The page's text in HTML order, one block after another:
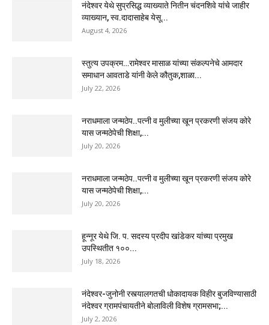
नंदेश्वर येथे सुप्रसिद्ध व्याख्याते नितीन चंदनशिवे यांचे जाहीर
व्याख्यान, स्व.दादासाहेब येसू...
August 4, 2026
स्तुत्य उपक्रम…रामेश्वर मासाळ यांच्या संकल्पनेचे आमदार
समाधान आवताडे यांनी केले कौतुक,शाळा...
July 22, 2026
नराधमाला जन्मठेप..पत्नी व मुलीच्या खून प्रकरणी संजय कोरे
यास जन्मठेपेची शिक्षा,...
July 20, 2026
नराधमाला जन्मठेप..पत्नी व मुलीच्या खून प्रकरणी संजय कोरे
यास जन्मठेपेची शिक्षा,...
July 20, 2026
हून्नूर येथे जि. प. सदस्य प्रदीप खांडेकर यांच्या प्रमुख
उपस्थितीत १००...
July 18, 2026
नंदेश्वर-जुनोनी रस्त्यालगतची धोकादायक विहीर बुजविण्यासाठी
नंदेश्वर ग्रामपंचायतीने बोलाविली विशेष ग्रामसभा;...
July 2, 2026